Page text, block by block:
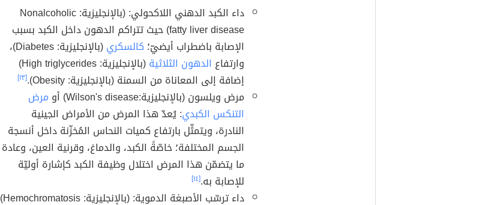
داء الكبد الدهني اللاكحولي: (بالإنجليزية: Nonalcoholic
fatty liver disease) حيث تتراكم الدهون داخل الكبد بسبب
الإصابة باضطراب أيضيّ؛ كالسكري
(بالإنجليزية: Diabetes)،
وارتفاع الدهون الثلاثية
(بالإنجليزية: High triglycerides)
إضافة إلى المعاناة من السمنة (بالإنجليزية: Obesity).
[١٣]
مرض ويلسون (بالإنجليزية:Wilson's disease) أو
مرض
التنكس الكبدي: يُعدّ هذا المرض من الأمراض الجينية
النادرة، ويتمثّل بارتفاع كميات النحاس المُخزّنة داخل أنسجة
الجسم المختلفة؛ خاصّةً الكبد، والدماغ، وقرنية العين، وعادة
ما يتضمّن هذا المرض اختلال وظيفة الكبد كإشارة أوليّة
للإصابة به.[١٤]
داء ترسّب الأصبغة الدموية: (بالإنجليزية: Hemochromatosis)